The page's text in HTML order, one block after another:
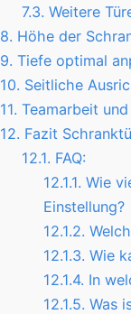
7.3. Weitere
8. Höhe der
9. Tiefe optimal
10. Seitliche
11. Teamarbeit
12. Fazit
12.1. FAQ:
12.1.1. Wie
Einstellung?
12.1.2.
12.1.3. Wie
12.1.4. In
12.1.5. Was